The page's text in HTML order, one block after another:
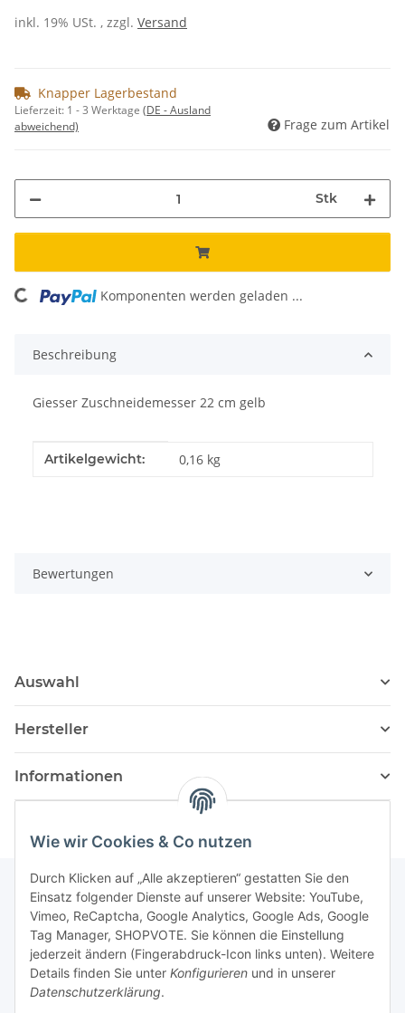
Wie wir Cookies & Co nutzen
Durch Klicken auf „Alle akzeptieren“ gestatten Sie den
Einsatz folgender Dienste auf unserer Website: YouTube,
Vimeo, ReCaptcha, Google Analytics, Google Ads, Google
Tag Manager, SHOPVOTE. Sie können die Einstellung
jederzeit ändern (Fingerabdruck-Icon links unten). Weitere
Details finden Sie unter Konfigurieren und in unserer
Datenschutzerklärung.
inkl. 19% USt. , zzgl. Versand
Knapper Lagerbestand
Lieferzeit: 1 - 3 Werktage (DE - Ausland
abweichend)
Frage zum Artikel
Stk
Loading... Komponenten werden geladen ...
Beschreibung
Giesser Zuschneidemesser 22 cm gelb
Produkteigenschaft
Wert
Artikelgewicht: 0,16 kg
Bewertungen
Auswahl
Hersteller
Informationen
Newsletter Abonnieren
Bitte senden Sie mir entsprechend Ihrer
Datenschutzerklärung
regelmäßig und jederzeit widerruflich
Informationen zu Ihrem Produktsortiment per E-Mail zu.